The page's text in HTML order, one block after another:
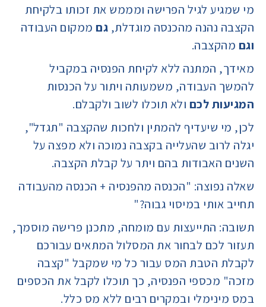
מי שמגיע לגיל הפרישה ומממש את זכותו בלקיחת
הקצבה נהנה מהכנסה מוגדלת, גם ממקום העבודה
וגם מהקצבה.
מאידך, המתנה ללא לקיחת הפנסיה במקביל
להמשך העבודה, משמעותה ויתור על הכנסות
המגיעות לכם ולא תוכלו לשוב ולקבלם.
לכן, מי שיעדיף להמתין ולחכות שהקצבה "תגדל",
יגלה לרוב שהעלייה בקצבה נמוכה ולא מפצה על
השנים האבודות בהם ויתר על קבלת הקצבה.
שאלה נפוצה: "הכנסה מהפנסיה + הכנסה מהעבודה
תחייב אותי במיסוי גבוה?"
תשובה: התייעצות עם מומחה, מתכנן פרישה מוסמך,
תעזור לכם לבחור את המסלול המתאים עבורכם
לקבלת הטבת המס עבור כל מי שמקבל "קצבה
מזכה" מכספי הפנסיה, כך תוכלו לקבל את הכספים
במס מינימלי ובמקרים רבים ללא מס כלל.